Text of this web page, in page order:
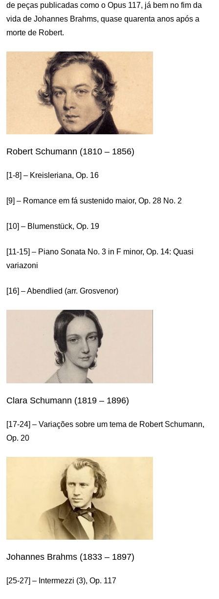
de peças publicadas como o Opus 117, já bem no fim da
vida de Johannes Brahms, quase quarenta anos após a
morte de Robert.
Robert Schumann (1810 – 1856)
[1-8] – Kreisleriana, Op. 16
[9] – Romance em fá sustenido maior, Op. 28 No. 2
[10] – Blumenstück, Op. 19
[11-15] – Piano Sonata No. 3 in F minor, Op. 14: Quasi
variazoni
[16] – Abendlied (arr. Grosvenor)
Clara Schumann (1819 – 1896)
[17-24] – Variações sobre um tema de Robert Schumann,
Op. 20
Johannes Brahms (1833 – 1897)
[25-27] – Intermezzi (3), Op. 117